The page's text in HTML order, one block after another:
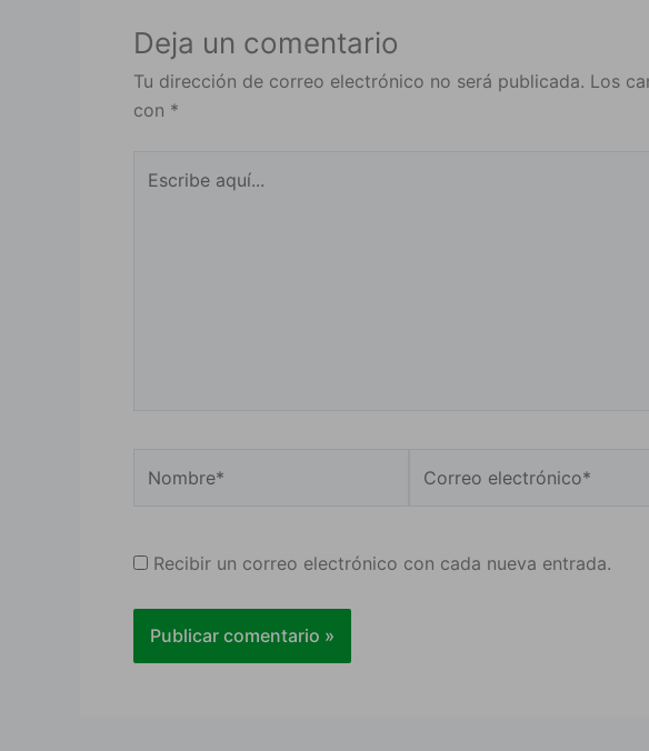
Deja un comentario
Tu dirección de correo electrónico no será publicada. Los
con *
aquí...
electrónico*
Recibir un correo electrónico con cada nueva entrada.